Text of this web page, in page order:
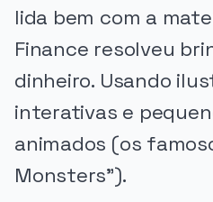
lida bem com a
Finance resolveu
dinheiro. Usando
interativas e
animados (os
Monsters").